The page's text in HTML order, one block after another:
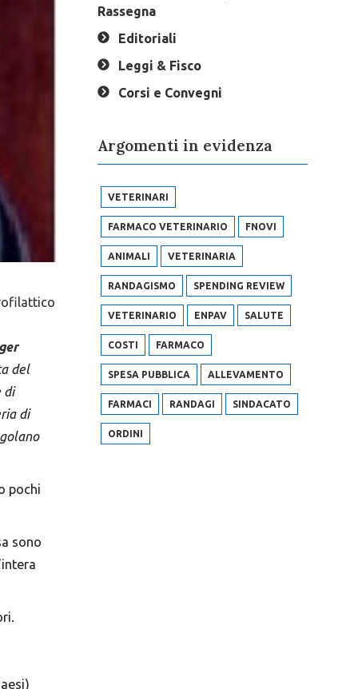
del
di
di
pochi
sono
Rassegna
Editoriali
Leggi & Fisco
Corsi e Convegni
Argomenti in evidenza
VETERINARI
FARMACO VETERINARIO FNOVI
ANIMALI VETERINARIA
RANDAGISMO SPENDING REVIEW
VETERINARIO ENPAV SALUTE
COSTI FARMACO
SPESA PUBBLICA ALLEVAMENTO
FARMACI RANDAGI SINDACATO
ORDINI